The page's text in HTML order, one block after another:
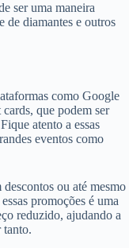
ser uma maneira
de diamantes e outros
como Google
que podem ser
atento a essas
eventos como
ou até mesmo
promoções é uma
reduzido, ajudando a
tanto.